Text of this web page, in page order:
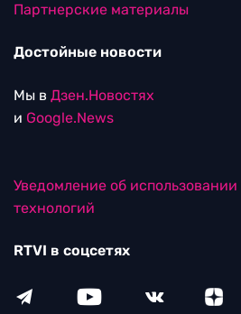
Партнерские материалы
Достойные новости
Мы в Дзен.Новостях
и Google.News
Уведомление об
технологий
RTVI в соцсетях